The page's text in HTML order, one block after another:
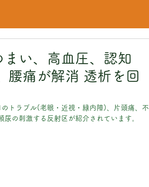
い、高血圧、認知
腰痛が解消 透析を回
トラブル(老眼・近視・緑内障)、片頭痛、不
の刺激する反射区が紹介されています。